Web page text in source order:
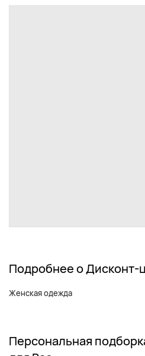
Подробнее о Дисконт-
Женская одежда
Персональная